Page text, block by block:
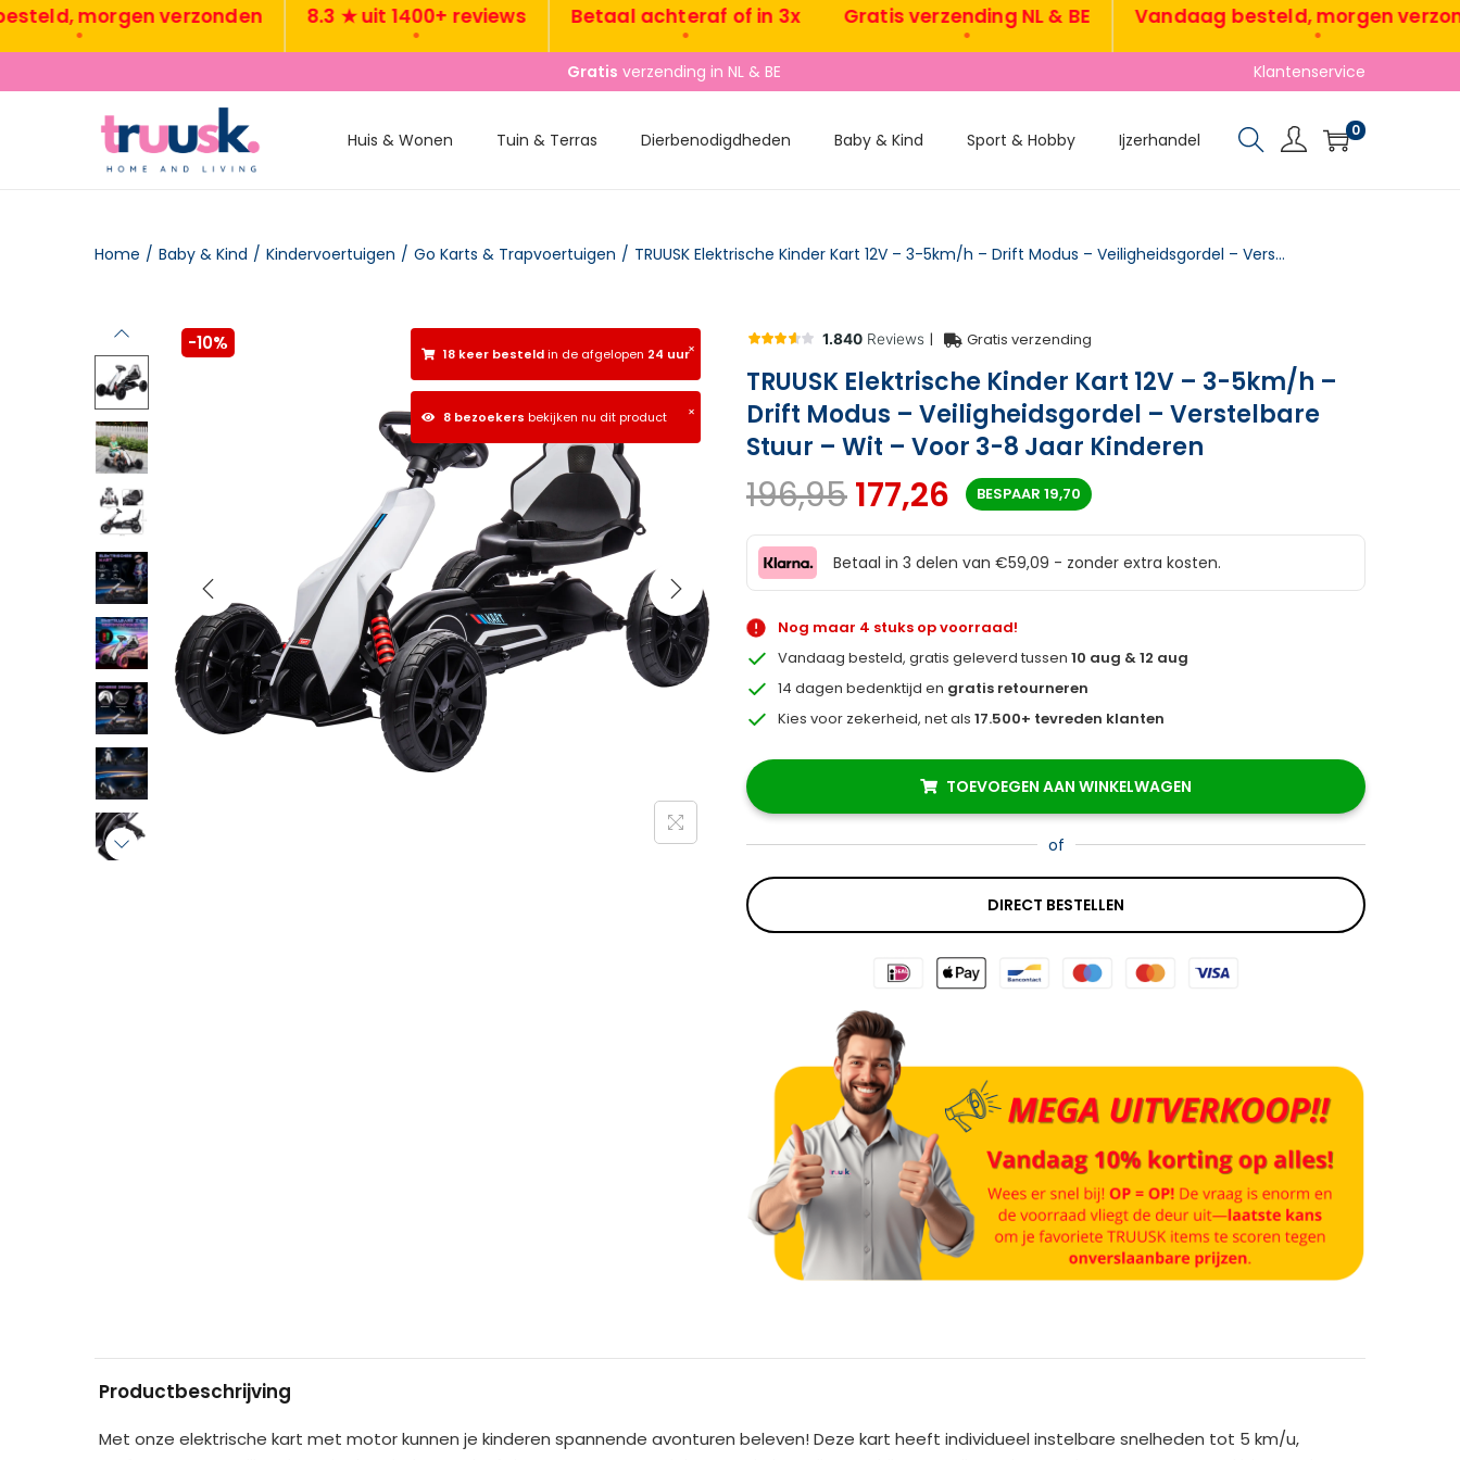
morgen verzonden 8.3 ★ uit 1400+ reviews Betaal achteraf of in 3x Gratis verzending NL & BE Vandaag besteld, morgen verzonden
Gratis verzending in NL & BE Klantenservice
Huis & Wonen Tuin & Terras Dierbenodigdheden Baby & Kind Sport & Hobby Ijzerhandel 0
Home / Baby & Kind / Kindervoertuigen / Go Karts & Trapvoertuigen / TRUUSK Elektrische Kinder Kart 12V – 3-5km/h – Drift Modus – Veiligheidsgordel – Verstelbare Stuur – Wit – Voor 3-8 Jaar Kinderen
×
18 keer besteldin de afgelopen 24 uur
×
8 bezoekers bekijken nu dit product
-10% | Gratis verzending
TRUUSK Elektrische Kinder Kart 12V – 3-5km/h –
Drift Modus – Veiligheidsgordel – Verstelbare
Stuur – Wit – Voor 3-8 Jaar Kinderen
196,95177,26 BESPAAR 19,70
Betaal in 3 delen van €59,09 - zonder extra kosten.
Nog maar 4 stuks op voorraad!
Vandaag besteld, gratis geleverd tussen10 aug & 12 aug
14 dagen bedenktijd en gratis retourneren
Kies voor zekerheid, net als17.500+ tevreden klanten
TOEVOEGEN AAN WINKELWAGEN
of
DIRECT BESTELLEN
r
Productbeschrijving
Met onze elektrische kart met motor kunnen je kinderen spannende avonturen beleven! Deze kart heeft individueel instelbare snelheden tot 5 km/u,